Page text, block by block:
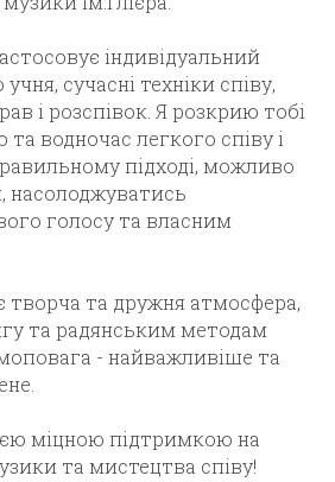
індивідуальний
сучасні техніки співу,
і розспівок. Я розкрию тобі
водночас легкого співу і
підході, можливо
насолоджуватись
голосу та власним
творча та дружня атмосфера,
та радянським методам
- найважливіше та
міцною підтримкою на
та мистецтва співу!